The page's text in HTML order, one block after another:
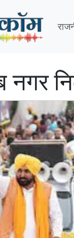
नगर